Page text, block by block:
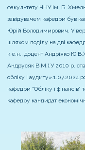
факультету ЧНУ ім. Б.
завідувачем кафедри був
Юрій Володимирович. У
шляхом поділу на дві
к.е.н., доцент Андріяко Ю.В.)
Андрусяк В.М.).У 2010 р.
обліку і аудиту».1.07.2024
кафедри “Обліку і
кафедру кандидат